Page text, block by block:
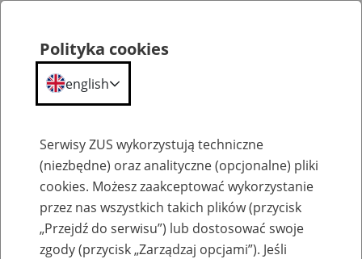
Szkolenia
Polityka cookies
english
Serwisy ZUS wykorzystują techniczne
(niezbędne) oraz analityczne (opcjonalne) pliki
cookies. Możesz zaakceptować wykorzystanie
przez nas wszystkich takich plików (przycisk
„Przejdź do serwisu”) lub dostosować swoje
zgody (przycisk „Zarządzaj opcjami”). Jeśli